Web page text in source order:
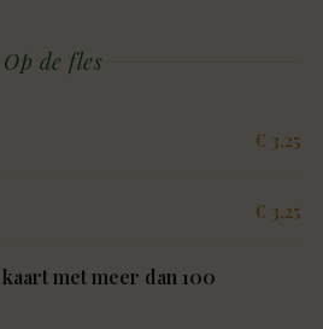
Op de fles
€ 3,25
€ 3,25
met meer dan 100